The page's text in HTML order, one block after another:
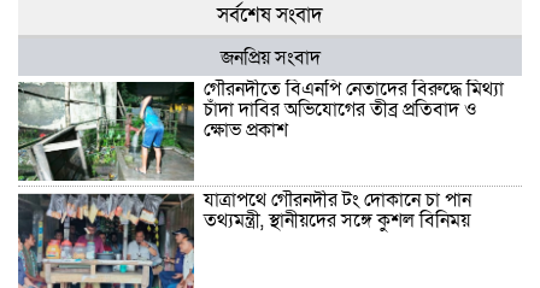
সর্বশেষ সংবাদ
জনপ্রিয় সংবাদ
গৌরনদীতে বিএনপি নেতাদের বিরুদ্ধে মিথ্যা
চাঁদা দাবির অভিযোগের তীব্র প্রতিবাদ ও
ক্ষোভ প্রকাশ
যাত্রাপথে গৌরনদীর টং দোকানে চা পান
তথ্যমন্ত্রী, স্থানীয়দের সঙ্গে কুশল বিনিময়